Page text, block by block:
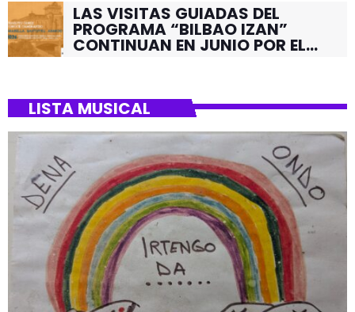
LAS VISITAS GUIADAS DEL
PROGRAMA “BILBAO IZAN”
CONTINUAN EN JUNIO POR EL
LISTA MUSICAL